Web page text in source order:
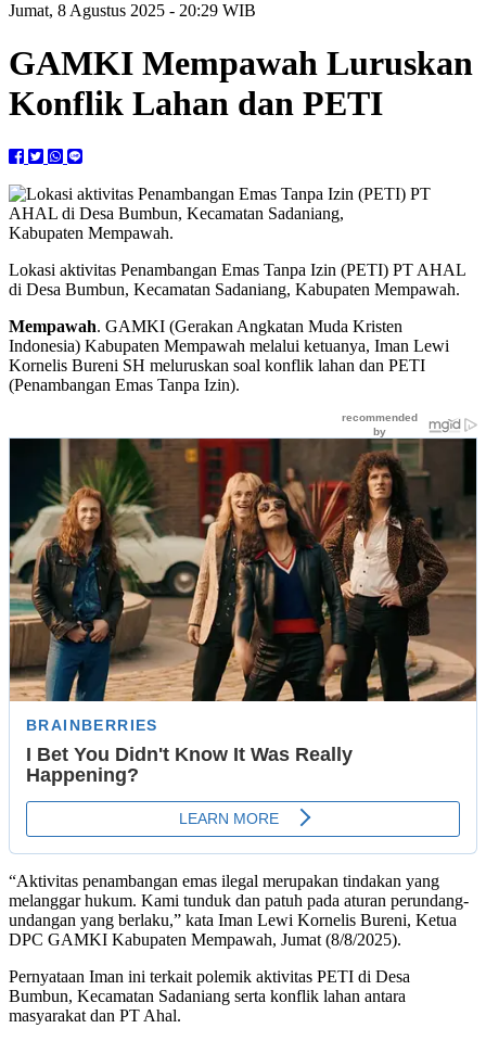
Jumat, 8 Agustus 2025 - 20:29 WIB
GAMKI Mempawah Luruskan
Konflik Lahan dan PETI
Lokasi aktivitas Penambangan Emas Tanpa Izin (PETI) PT AHAL
di Desa Bumbun, Kecamatan Sadaniang, Kabupaten Mempawah.
Mempawah. GAMKI (Gerakan Angkatan Muda Kristen
Indonesia) Kabupaten Mempawah melalui ketuanya, Iman Lewi
Kornelis Bureni SH meluruskan soal konflik lahan dan PETI
(Penambangan Emas Tanpa Izin).
“Aktivitas penambangan emas ilegal merupakan tindakan yang
melanggar hukum. Kami tunduk dan patuh pada aturan perundang-
undangan yang berlaku,” kata Iman Lewi Kornelis Bureni, Ketua
DPC GAMKI Kabupaten Mempawah, Jumat (8/8/2025).
Pernyataan Iman ini terkait polemik aktivitas PETI di Desa
Bumbun, Kecamatan Sadaniang serta konflik lahan antara
masyarakat dan PT Ahal.